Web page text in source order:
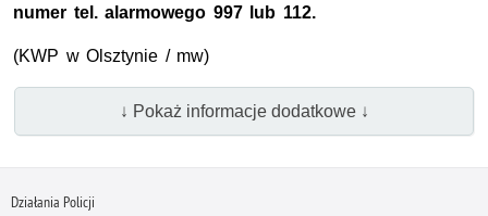
numer tel. alarmowego 997 lub 112.
(KWP w Olsztynie / mw)
↓ Pokaż informacje dodatkowe ↓
Działania Policji